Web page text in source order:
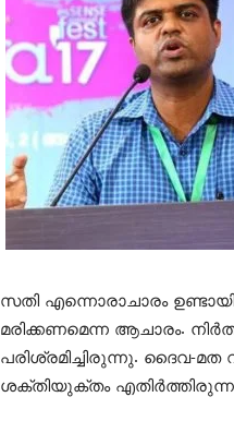
സതി എന്നൊരാചാരം
മരിക്കണമെന്ന ആചാരം.
പരിശ്രമിച്ചിരുന്നു. ദൈവ-
ശക്തിയുക്തം